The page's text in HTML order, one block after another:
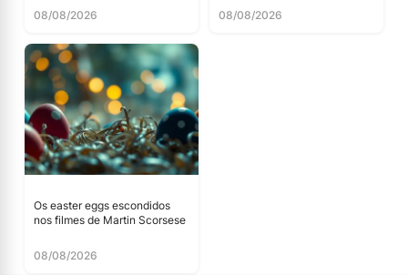
08/08/2026 08/08/2026
Os easter eggs escondidos
nos filmes de Martin Scorsese
08/08/2026